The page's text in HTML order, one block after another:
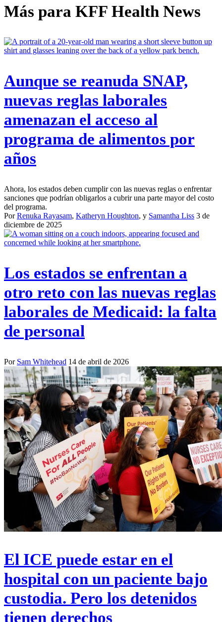
Más para KFF Health News
Aunque se reanuda SNAP,
nuevas reglas laborales
amenazan el acceso al
programa de alimentos por
años
Ahora, los estados deben cumplir con las nuevas reglas o enfrentar
sanciones que podrían obligarlos a cubrir una parte mayor del costo
del programa.
PorRenuka Rayasam, Katheryn Houghton, y Samantha Liss 3 de
diciembre de 2025
Los estados se enfrentan a
otro reto con las nuevas reglas
laborales de Medicaid: la falta
de personal
Por Sam Whitehead 14 de abril de 2026
El ICE puede estar en el
hospital con un paciente bajo
custodia. Pero los detenidos
tienen derechos